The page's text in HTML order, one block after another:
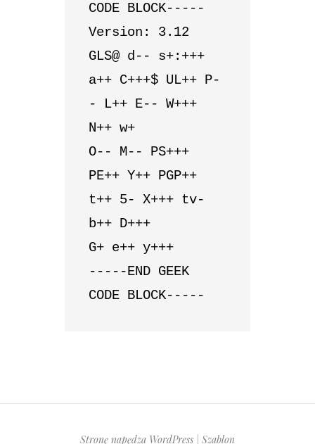
CODE BLOCK-----
Version: 3.12
GLS@ d-- s+:+++
a++ C+++$ UL++ P-
- L++ E-- W+++
N++ w+
O-- M-- PS+++
PE++ Y++ PGP++
t++ 5- X+++ tv-
b++ D+++
G+ e++ y+++
-----END GEEK
Stronę napędza WordPress Szablon